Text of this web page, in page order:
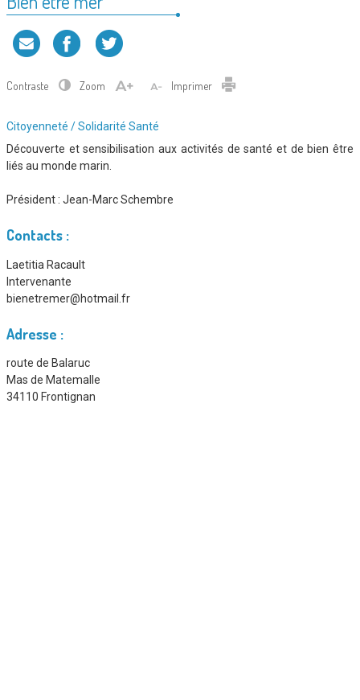
Contraste Zoom Imprimer
Type
d'association
:
Citoyenneté / Solidarité Santé
Découverte et sensibilisation aux activités de santé et de bien être
liés au monde marin.
Président : Jean-Marc Schembre
Contacts :
Laetitia Racault
Intervenante
bienetremer@hotmail.fr
Adresse :
route de Balaruc
Mas de Matemalle
34110 Frontignan